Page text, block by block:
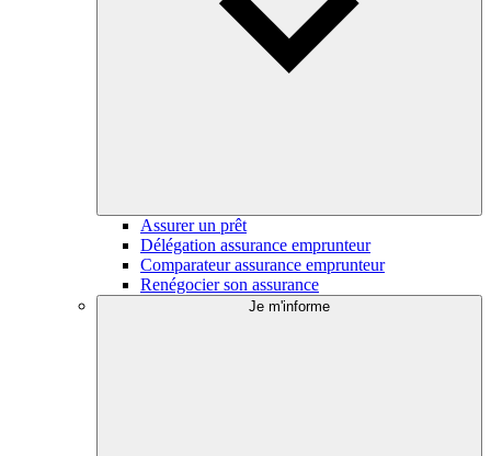
Assurer un prêt
Délégation assurance emprunteur
Comparateur assurance emprunteur
Renégocier son assurance
Je m'informe